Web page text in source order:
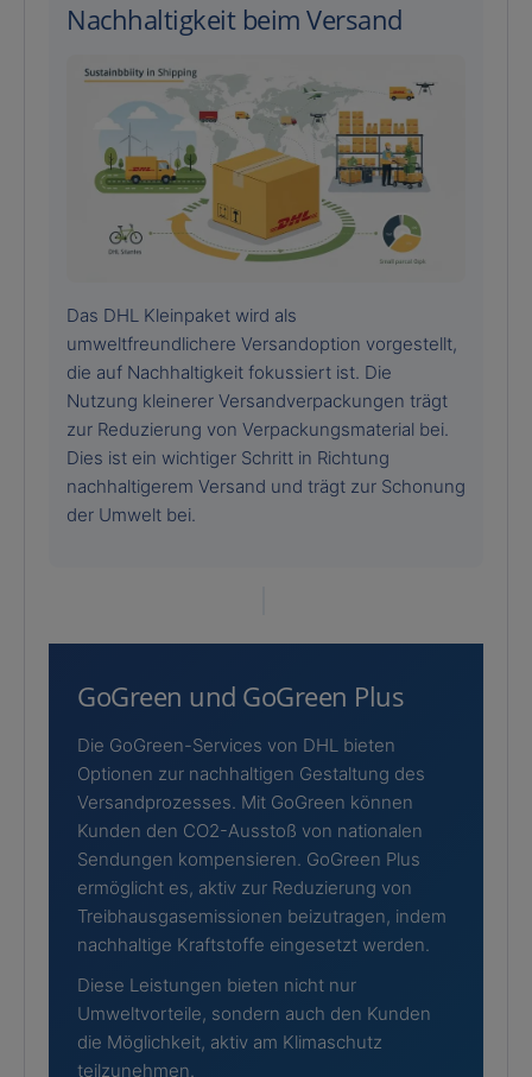
Nachhaltigkeit beim Versand
Das DHL Kleinpaket wird als
umweltfreundlichere Versandoption vorgestellt,
die auf Nachhaltigkeit fokussiert ist. Die
Nutzung kleinerer Versandverpackungen trägt
zur Reduzierung von Verpackungsmaterial bei.
Dies ist ein wichtiger Schritt in Richtung
nachhaltigerem Versand und trägt zur Schonung
der Umwelt bei.
GoGreen und GoGreen Plus
Die GoGreen-Services von DHL bieten
Optionen zur nachhaltigen Gestaltung des
Versandprozesses. Mit GoGreen können
Kunden den CO2-Ausstoß von nationalen
Sendungen kompensieren. GoGreen Plus
ermöglicht es, aktiv zur Reduzierung von
Treibhausgasemissionen beizutragen, indem
nachhaltige Kraftstoffe eingesetzt werden.
Diese Leistungen bieten nicht nur
Umweltvorteile, sondern auch den Kunden
die Möglichkeit, aktiv am Klimaschutz
teilzunehmen.